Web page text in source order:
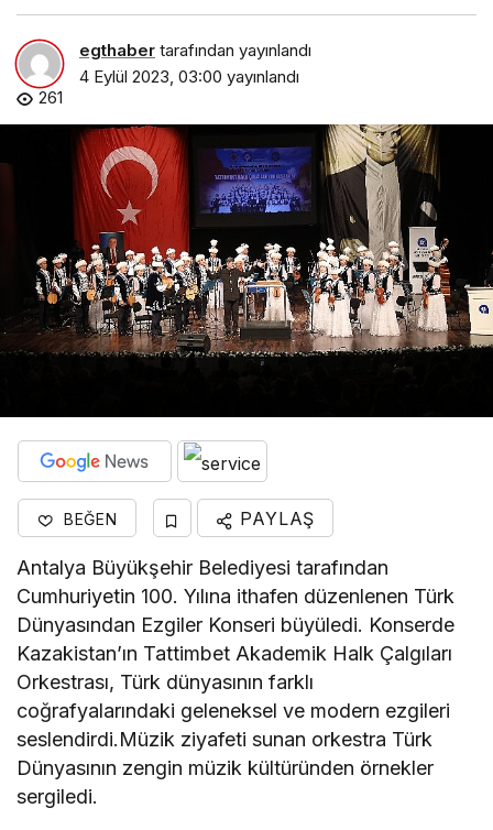
egthaber tarafından yayınlandı
4 Eylül 2023, 03:00 yayınlandı
261
BEĞEN PAYLAŞ
Antalya Büyükşehir Belediyesi tarafından
Cumhuriyetin 100. Yılına ithafen düzenlenen Türk
Dünyasından Ezgiler Konseri büyüledi. Konserde
Kazakistan’ın Tattimbet Akademik Halk Çalgıları
Orkestrası, Türk dünyasının farklı
coğrafyalarındaki geleneksel ve modern ezgileri
seslendirdi.Müzik ziyafeti sunan orkestra Türk
Dünyasının zengin müzik kültüründen örnekler
sergiledi.